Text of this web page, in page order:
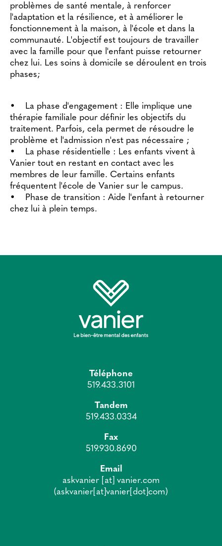
problèmes de santé mentale, à renforcer
l'adaptation et la résilience, et à améliorer le
fonctionnement à la maison, à l'école et dans la
communauté. L'objectif est toujours de travailler
avec la famille pour que l'enfant puisse retourner
chez lui. Les soins à domicile se déroulent en trois
phases;
• La phase d'engagement : Elle implique une
thérapie familiale pour définir les objectifs du
traitement. Parfois, cela permet de résoudre le
problème et l'admission n'est pas nécessaire ;
• La phase résidentielle : Les enfants vivent à
Vanier tout en restant en contact avec les
membres de leur famille. Certains enfants
fréquentent l'école de Vanier sur le campus.
• Phase de transition : Aide l'enfant à retourner
chez lui à plein temps.
Téléphone
519.433.3101
Tandem
519.433.0334
Fax
519.930.8690
Email
askvanier [at] vanier.com
(askvanier[at]vanier[dot]com)